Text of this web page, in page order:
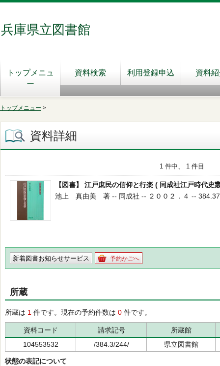
兵庫県立図書館
トップメニュ
ー
資料検索 利用登録申込 資料
トップメニュー >
資料詳細
1 件中、 1 件目
【図書】 江戸庶民の信仰と行楽 ( 同成社江戸時代史
池上 真由美 著 -- 同成社 -- ２００２．４ -- 384.37
新着図書お知らせサービス 予約かごへ
所蔵
所蔵は 1 件です。現在の予約件数は 0 件です。
資料コード 請求記号
所蔵館
104553532
/384.3/244/ 県立図書館
状態の表記について